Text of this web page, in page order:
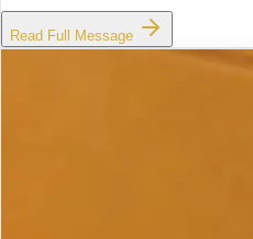
Read Full Message